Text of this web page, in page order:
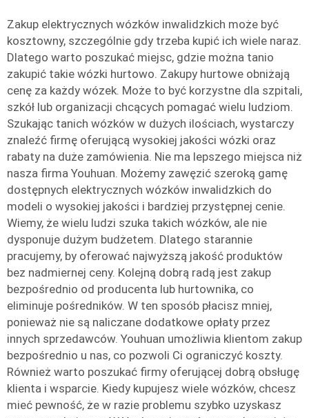
Zakup elektrycznych wózków inwalidzkich może być
kosztowny, szczególnie gdy trzeba kupić ich wiele naraz.
Dlatego warto poszukać miejsc, gdzie można tanio
zakupić takie wózki hurtowo. Zakupy hurtowe obniżają
cenę za każdy wózek. Może to być korzystne dla szpitali,
szkół lub organizacji chcących pomagać wielu ludziom.
Szukając tanich wózków w dużych ilościach, wystarczy
znaleźć firmę oferującą wysokiej jakości wózki oraz
rabaty na duże zamówienia. Nie ma lepszego miejsca niż
nasza firma Youhuan. Możemy zawęzić szeroką gamę
dostępnych elektrycznych wózków inwalidzkich do
modeli o wysokiej jakości i bardziej przystępnej cenie.
Wiemy, że wielu ludzi szuka takich wózków, ale nie
dysponuje dużym budżetem. Dlatego starannie
pracujemy, by oferować najwyższą jakość produktów
bez nadmiernej ceny. Kolejną dobrą radą jest zakup
bezpośrednio od producenta lub hurtownika, co
eliminuje pośredników. W ten sposób płacisz mniej,
ponieważ nie są naliczane dodatkowe opłaty przez
innych sprzedawców. Youhuan umożliwia klientom zakup
bezpośrednio u nas, co pozwoli Ci ograniczyć koszty.
Również warto poszukać firmy oferującej dobrą obsługę
klienta i wsparcie. Kiedy kupujesz wiele wózków, chcesz
mieć pewność, że w razie problemu szybko uzyskasz